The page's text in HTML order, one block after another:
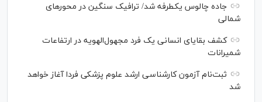
جاده چالوس یکطرفه شد/ ترافیک سنگین در محورهای
شمالی
کشف بقایای انسانی یک فرد مجهول‌الهویه در ارتفاعات
شمیرانات
ثبت‌نام آزمون کارشناسی ارشد علوم پزشکی فردا آغاز خواهد
شد